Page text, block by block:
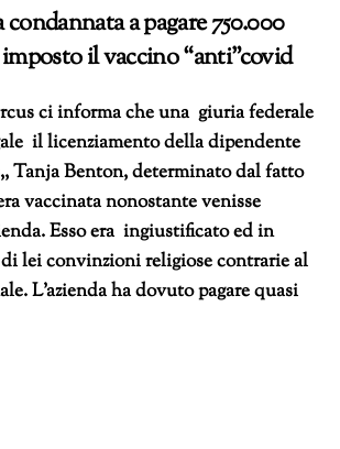
a pagare 750.000
il vaccino “anti”covid
ci informa che una giuria federale
il licenziamento della dipendente
Tanja Benton, determinato dal fatto
vaccinata nonostante venisse
Esso era ingiustificato ed in
lei convinzioni religiose contrarie al
L’azienda ha dovuto pagare quasi